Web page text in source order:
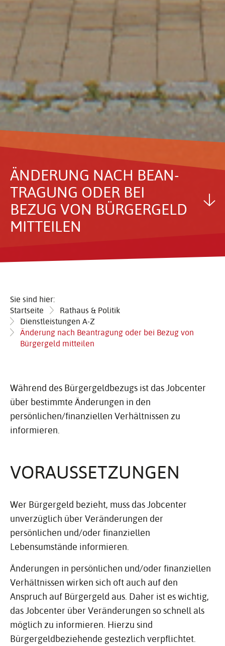
ÄNDE­RUNG NACH BEAN­
TRA­GUNG ODER BEI
BEZUG VON BÜRGER­GELD
MITTEILEN
Sie sind hier:
Startseite
Rathaus & Politik
Dienstleistungen A-Z
Änderung nach Beantragung oder bei Bezug von
Bürgergeld mitteilen
Während des Bürgergeldbezugs ist das Jobcenter
über bestimmte Änderungen in den
persönlichen/finanziellen Verhältnissen zu
informieren.
VORAUS­SET­ZUNGEN
Wer Bürgergeld bezieht, muss das Jobcenter
unverzüglich über Veränderungen der
persönlichen und/oder finanziellen
Lebensumstände informieren.
Änderungen in persönlichen und/oder finanziellen
Verhältnissen wirken sich oft auch auf den
Anspruch auf Bürgergeld aus. Daher ist es wichtig,
das Jobcenter über Veränderungen so schnell als
möglich zu informieren. Hierzu sind
Bürgergeldbeziehende gestezlich verpflichtet.